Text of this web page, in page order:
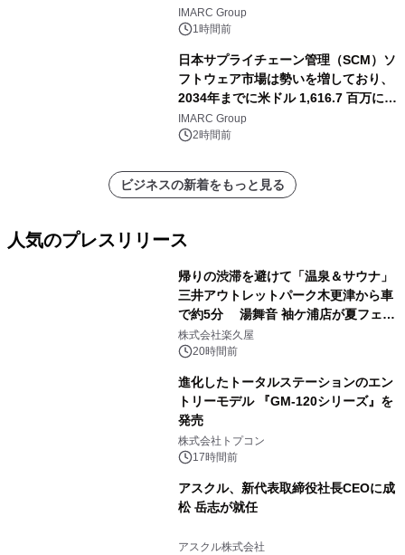
記録
IMARC Group
1時間前
日本サプライチェーン管理（SCM）ソ
フトウェア市場は勢いを増しており、
2034年までに米ドル 1,616.7 百万に達
し、CAGR 3.42%で成長すると予測
IMARC Group
2時間前
ビジネスの新着をもっと見る
人気のプレスリリース
帰りの渋滞を避けて「温泉＆サウナ」
三井アウトレットパーク木更津から車
で約5分 湯舞音 袖ケ浦店が夏フェア
メニューを提供
株式会社楽久屋
20時間前
進化したトータルステーションのエン
トリーモデル 『GM-120シリーズ』を
発売
株式会社トプコン
17時間前
アスクル、新代表取締役社長CEOに成
松 岳志が就任
アスクル株式会社